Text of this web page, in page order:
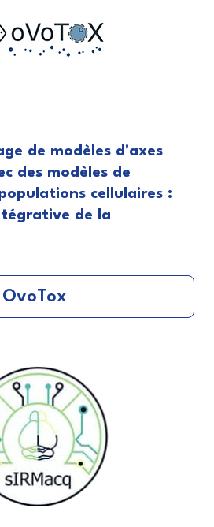
de modèles d'axes
des modèles de
cellulaires :
de la